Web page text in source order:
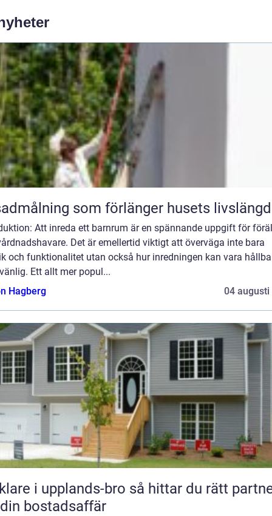
som förlänger husets livslängd
Att inreda ett barnrum är en spännande uppgift för
Det är emellertid viktigt att överväga inte bara
och funktionalitet utan också hur inredningen kan vara
Ett allt mer popul...
Hagberg
04 augusti
i upplands-bro så hittar du rätt partner
bostadsaffär